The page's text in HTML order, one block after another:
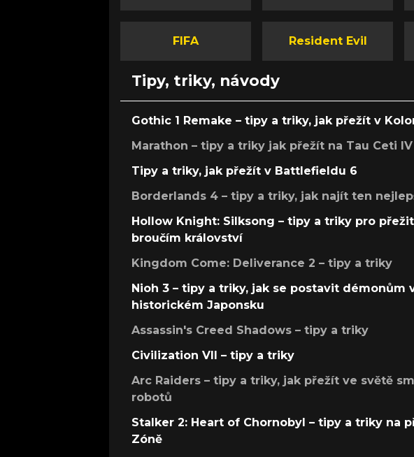
FIFA Resident Evil
Tipy, triky, návody
Gothic 1 Remake – tipy a triky, jak přežít v
Marathon – tipy a triky jak přežít na Tau Ceti IV
Tipy a triky, jak přežít v Battlefieldu 6
Borderlands 4 – tipy a triky, jak najít ten
Hollow Knight: Silksong – tipy a triky pro
broučím království
Kingdom Come: Deliverance 2 – tipy a triky
Nioh 3 – tipy a triky, jak se postavit démonům
historickém Japonsku
Assassin's Creed Shadows – tipy a triky
Civilization VII – tipy a triky
Arc Raiders – tipy a triky, jak přežít ve světě
robotů
Stalker 2: Heart of Chornobyl – tipy a triky na
Zóně